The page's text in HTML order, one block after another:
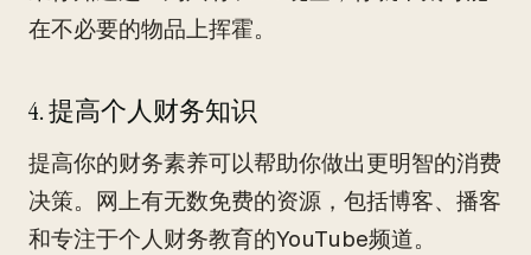
在不必要的物品上挥霍。
4. 提高个人财务知识
提高你的财务素养可以帮助你做出更明智的消费
决策。网上有无数免费的资源，包括博客、播客
和专注于个人财务教育的YouTube频道。